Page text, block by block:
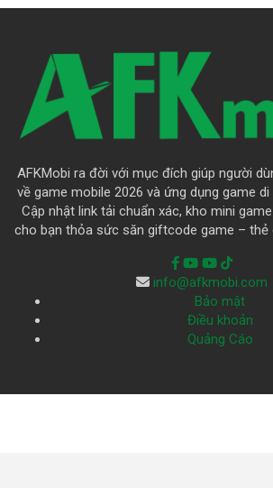
AFKMobi ra đời với mục đích giúp người
về game mobile 2026 và ứng dụng game
Cập nhật link tải chuẩn xác, kho mini
cho bạn thỏa sức săn giftcode game – thẻ
info@afkmobi.com
Bảo mật
Điều khoản
Quảng Cáo